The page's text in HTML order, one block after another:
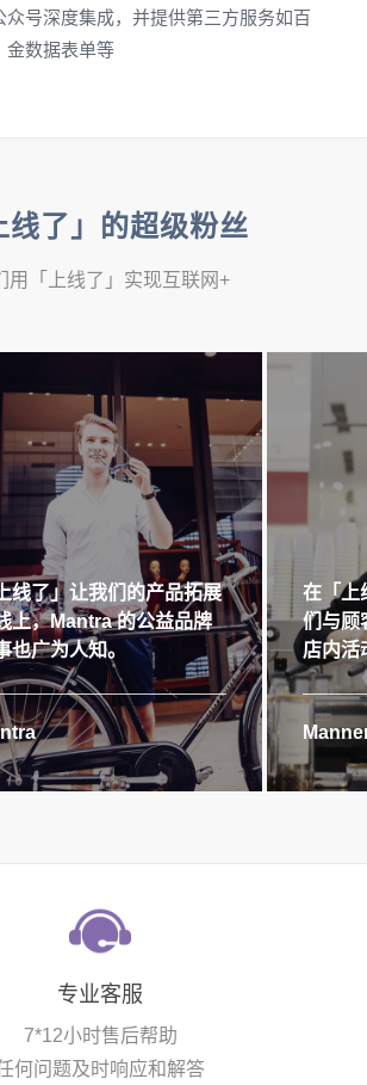
众号深度集成，并提供第三方服务如百
金数据表单等
线了」的超级粉丝
用「上线了」实现互联网+
线了」让我们的产品拓展
上，Mantra 的公益品牌
也广为人知。
在「上
们与顾
店内活
专业客服
7*12小时售后帮助
何问题及时响应和解答